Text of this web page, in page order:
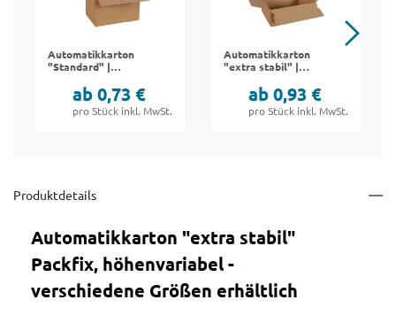
Automatikkarton
"Standard" |
ab 0,73 €
pro Stück inkl. MwSt.
Automatikkarton
"extra stabil" |
ab 0,93 €
pro Stück inkl. MwSt.
Produktdetails
Automatikkarton "extra stabil"
Packfix, höhenvariabel -
verschiedene Größen erhältlich